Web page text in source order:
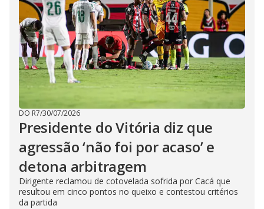
DO R7/30/07/2026
Presidente do Vitória diz que
agressão ‘não foi por acaso’ e
detona arbitragem
Dirigente reclamou de cotovelada sofrida por Cacá que
resultou em cinco pontos no queixo e contestou critérios
da partida